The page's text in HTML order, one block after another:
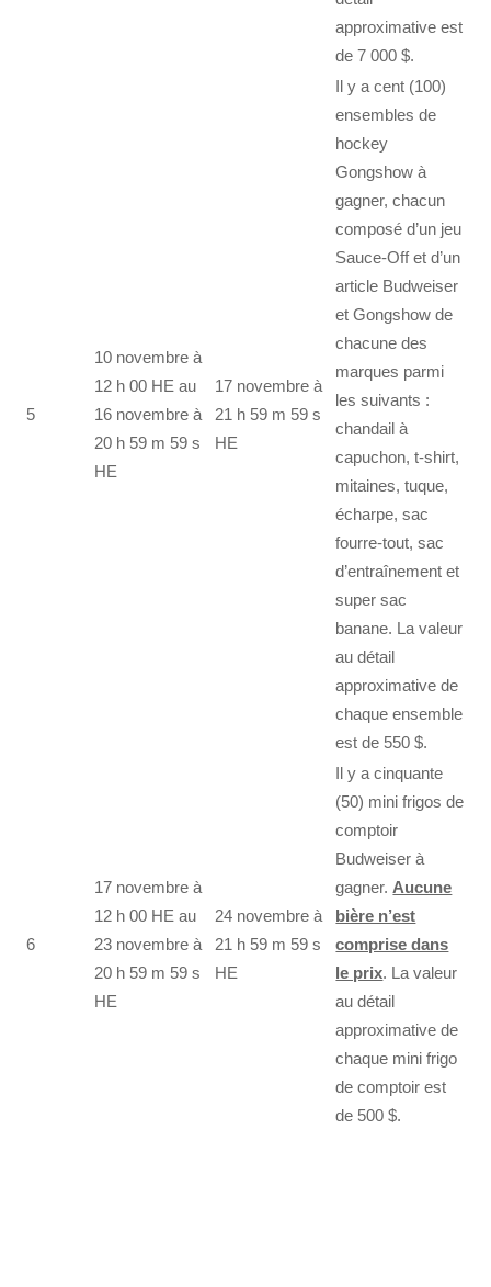
approximative est
de 7 000 $.
5
10 novembre à
12 h 00 HE au
16 novembre à
20 h 59 m 59 s
HE
17 novembre à
21 h 59 m 59 s
HE
Il y a cent (100)
ensembles de
hockey
Gongshow à
gagner, chacun
composé d’un jeu
Sauce-Off et d’un
article Budweiser
et Gongshow de
chacune des
marques parmi
les suivants :
chandail à
capuchon, t-shirt,
mitaines, tuque,
écharpe, sac
fourre-tout, sac
d’entraînement et
super sac
banane. La valeur
au détail
approximative de
chaque ensemble
est de 550 $.
6
17 novembre à
12 h 00 HE au
23 novembre à
20 h 59 m 59 s
HE
24 novembre à
21 h 59 m 59 s
HE
Il y a cinquante
(50) mini frigos de
comptoir
Budweiser à
gagner. Aucune
bière n’est
comprise dans
le prix. La valeur
au détail
approximative de
chaque mini frigo
de comptoir est
de 500 $.